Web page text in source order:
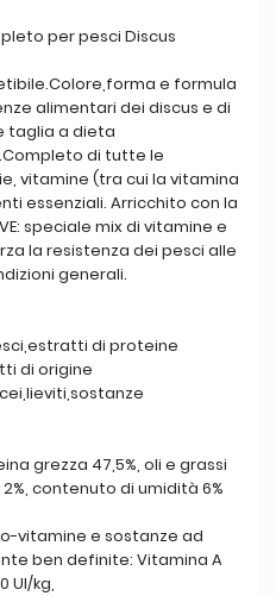
per pesci Discus
e formula
alimentari dei discus e di
taglia a dieta
di tutte le
vitamine (tra cui la vitamina
essenziali. Arricchito con la
speciale mix di vitamine e
la resistenza dei pesci alle
generali.
di proteine
di origine
grezza 47,5%, oli e grassi
contenuto di umidità 6%
vitamine e sostanze ad
ben definite: Vitamina A
Ul/kg,